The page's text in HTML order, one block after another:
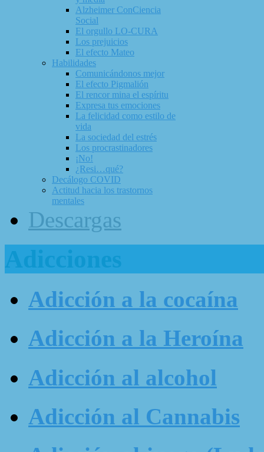
Alzheimer ConCiencia
Social
El orgullo LO-CURA
Los prejuicios
El efecto Mateo
Habilidades
Comunicándonos mejor
El efecto Pigmalión
El rencor mina el espíritu
Expresa tus emociones
La felicidad como estilo de
vida
La sociedad del estrés
Los procrastinadores
¡No!
¿Resi…qué?
Decálogo COVID
Actitud hacia los trastornos
mentales
Descargas
Adicciones
Adicción a la cocaína
Adicción a la Heroína
Adicción al alcohol
Adicción al Cannabis